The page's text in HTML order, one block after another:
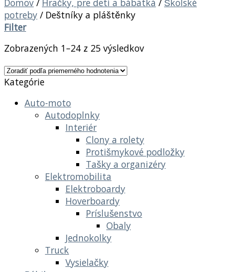
potreby /Deštníky a pláštěnky
Filter
Zobrazených 1–24 z 25 výsledkov
Kategórie
Auto-moto
Autodoplnky
Interiér
Clony a rolety
Protišmykové podložky
Tašky a organizéry
Elektromobilita
Elektroboardy
Hoverboardy
Príslušenstvo
Obaly
Jednokolky
Truck
Vysielačky